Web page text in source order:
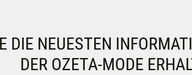
DIE NEUESTEN
DER OZETA-MODE